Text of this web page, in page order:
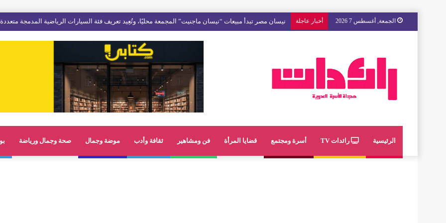
الجمعة, أغسطس 7 2026 أخبار عاجلة نيسان مصر تبدأ مبيعات “نيسان ماجنيت” المجمعة محليًا، وتُعِيد تعريف فئة السيارات الرياضية المدمجة
الرئيسية رائدات TV أسرة ومجتمع قضايا المرأة فن ومشاهير ثقافة وأدب موضة وجمال صحة وجمال ورياضة